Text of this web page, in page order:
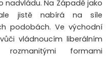
nadvládu. Na Západě jako
jistě nabírá na síle
podobách. Ve východní
vládnoucím liberálním
formami